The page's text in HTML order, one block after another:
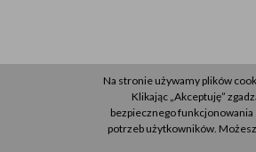
Na stronie używamy plików
Klikając „Akceptuję”
bezpiecznego
potrzeb użytkowników.